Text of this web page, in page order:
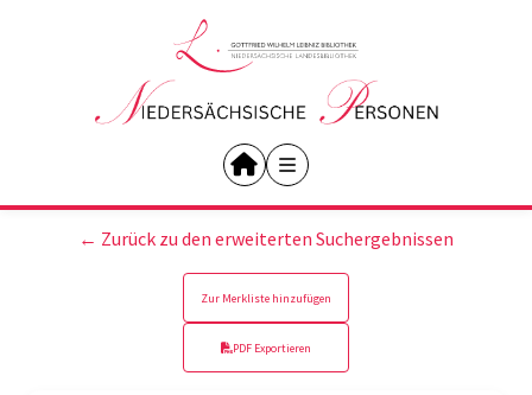
← Zurück zu den erweiterten Suchergebnissen
Zur Merkliste hinzufügen
PDF Exportieren